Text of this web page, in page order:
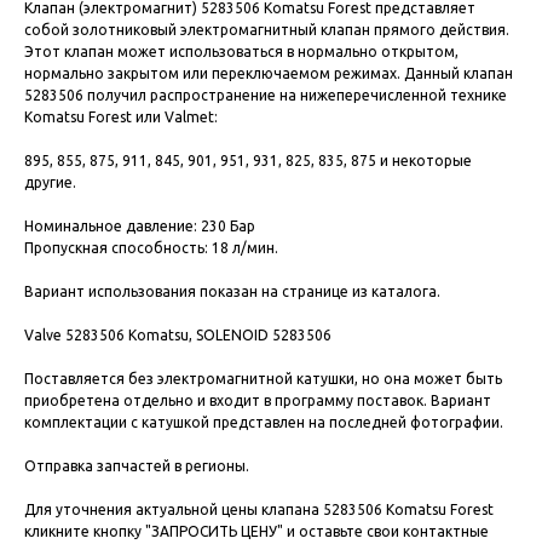
Клапан (электромагнит) 5283506 Komatsu Forest представляет
собой золотниковый электромагнитный клапан прямого действия.
Этот клапан может использоваться в нормально открытом,
нормально закрытом или переключаемом режимах. Данный клапан
5283506 получил распространение на нижеперечисленной технике
Komatsu Forest или Valmet:
895, 855, 875, 911, 845, 901, 951, 931, 825, 835, 875 и некоторые
другие.
Номинальное давление: 230 Бар
Пропускная способность: 18 л/мин.
Вариант использования показан на странице из каталога.
Valve 5283506 Komatsu, SOLENOID 5283506
Поставляется без электромагнитной катушки, но она может быть
приобретена отдельно и входит в программу поставок. Вариант
комплектации с катушкой представлен на последней фотографии.
Отправка запчастей в регионы.
Для уточнения актуальной цены клапана 5283506 Komatsu Forest
кликните кнопку "ЗАПРОСИТЬ ЦЕНУ" и оставьте свои контактные